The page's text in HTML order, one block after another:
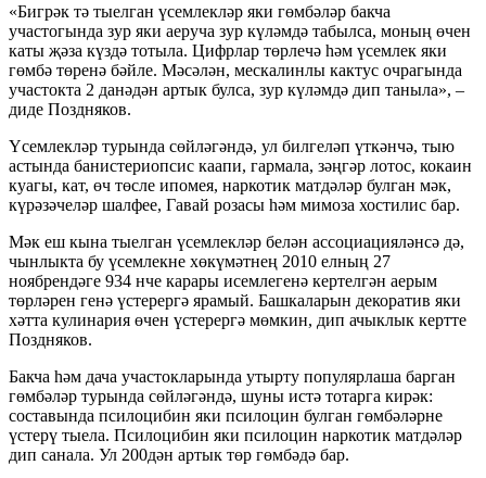
«Бигрәк тә тыелган үсемлекләр яки гөмбәләр бакча
участогында зур яки аеруча зур күләмдә табылса, моның өчен
каты җәза күздә тотыла. Цифрлар төрлечә һәм үсемлек яки
гөмбә төренә бәйле. Мәсәлән, мескалинлы кактус очрагында
участокта 2 данәдән артык булса, зур күләмдә дип таныла», –
диде Поздняков.
Үсемлекләр турында сөйләгәндә, ул билгеләп үткәнчә, тыю
астында банистериопсис каапи, гармала, зәңгәр лотос, кокаин
куагы, кат, өч төсле ипомея, наркотик матдәләр булган мәк,
күрәзәчеләр шалфее, Гавай розасы һәм мимоза хостилис бар.
Мәк еш кына тыелган үсемлекләр белән ассоциацияләнсә дә,
чынлыкта бу үсемлекне хөкүмәтнең 2010 елның 27
ноябрендәге 934 нче карары исемлегенә кертелгән аерым
төрләрен генә үстерергә ярамый. Башкаларын декоратив яки
хәтта кулинария өчен үстерергә мөмкин, дип ачыклык кертте
Поздняков.
Бакча һәм дача участокларында утырту популярлаша барган
гөмбәләр турында сөйләгәндә, шуны истә тотарга кирәк:
составында псилоцибин яки псилоцин булган гөмбәләрне
үстерү тыела. Псилоцибин яки псилоцин наркотик матдәләр
дип санала. Ул 200дән артык төр гөмбәдә бар.